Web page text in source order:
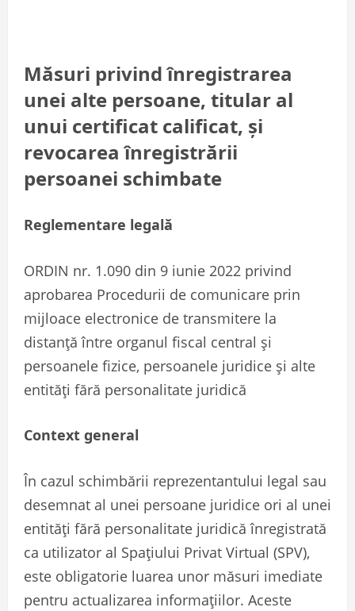
Măsuri privind înregistrarea
unei alte persoane, titular al
unui certificat calificat, și
revocarea înregistrării
persoanei schimbate
Reglementare legală
ORDIN nr. 1.090 din 9 iunie 2022 privind
aprobarea Procedurii de comunicare prin
mijloace electronice de transmitere la
distanță între organul fiscal central și
persoanele fizice, persoanele juridice și alte
entități fără personalitate juridică
Context general
În cazul schimbării reprezentantului legal sau
desemnat al unei persoane juridice ori al unei
entități fără personalitate juridică înregistrată
ca utilizator al Spațiului Privat Virtual (SPV),
este obligatorie luarea unor măsuri imediate
pentru actualizarea informațiilor. Aceste